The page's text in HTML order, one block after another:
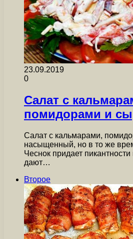
23.09.2019
0
Салат с
помидорами и
Салат с кальмарами,
насыщенный, но в то же
Чеснок придает
дают…
Второе